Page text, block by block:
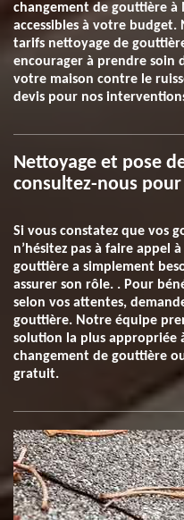
changement de gouttière
accessibles à votre budget.
tarifs nettoyage de
encourager à prendre soin
votre maison contre le
devis pour nos
Nettoyage et pose
consultez-nous
Si vous constatez que vos
n’hésitez pas à faire appel
gouttière a simplement
assurer son rôle. . Pour
selon vos attentes,
gouttière. Notre équipe
solution la plus appropriée
changement de gouttière
gratuit.